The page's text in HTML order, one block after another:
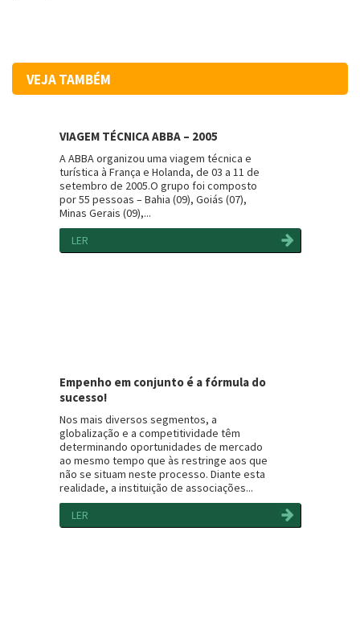
VEJA TAMBÉM
VIAGEM TÉCNICA ABBA – 2005
A ABBA organizou uma viagem técnica e
turística à França e Holanda, de 03 a 11 de
setembro de 2005.O grupo foi composto
por 55 pessoas – Bahia (09), Goiás (07),
Minas Gerais (09),...
LER
Empenho em conjunto é a fórmula do
sucesso!
Nos mais diversos segmentos, a
globalização e a competitividade têm
determinando oportunidades de mercado
ao mesmo tempo que às restringe aos que
não se situam neste processo. Diante esta
realidade, a instituição de associações...
LER